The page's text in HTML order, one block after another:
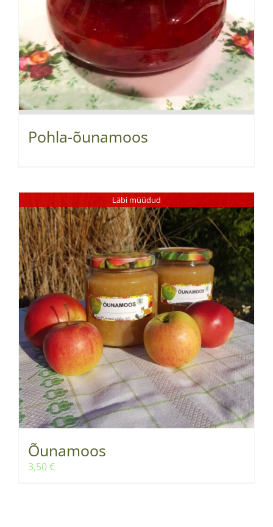
Pohla-õunamoos
Läbi müüdud
Õunamoos
3,50€